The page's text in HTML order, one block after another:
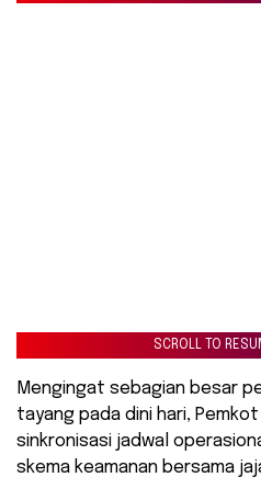
SCROLL TO
Mengingat sebagian besar
tayang pada dini hari,
sinkronisasi jadwal
skema keamanan bersama